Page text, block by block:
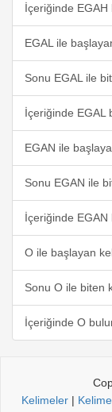
İçeriğinde
EGAL ile
Sonu EGAL ile
İçeriğinde EGAL
EGAN ile
Sonu EGAN ile
İçeriğinde
O ile başlayan
Sonu O ile biten
İçeriğinde O
Kelimeler |